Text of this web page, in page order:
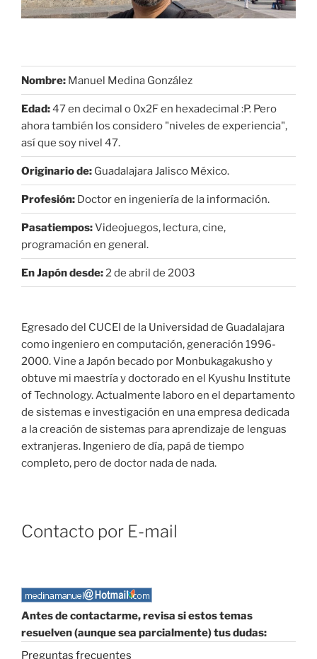
Nombre: Manuel Medina González
Edad:47 en decimal o 0x2F en hexadecimal :P. Pero
ahora también los considero "niveles de experiencia",
así que soy nivel 47.
Originario de: Guadalajara Jalisco México.
Profesión: Doctor en ingeniería de la información.
Pasatiempos:Videojuegos, lectura, cine,
programación en general.
En Japón desde:2 de abril de 2003
Egresado del CUCEI de la Universidad de Guadalajara
como ingeniero en computación, generación 1996-
2000. Vine a Japón becado por Monbukagakusho y
obtuve mi maestría y doctorado en el Kyushu Institute
of Technology. Actualmente laboro en el departamento
de sistemas e investigación en una empresa dedicada
a la creación de sistemas para aprendizaje de lenguas
extranjeras. Ingeniero de día, papá de tiempo
completo, pero de doctor nada de nada.
Contacto por E-mail
Antes de contactarme, revisa si estos temas
resuelven (aunque sea parcialmente) tus dudas:
Preguntas frecuentes